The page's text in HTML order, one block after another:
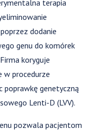
terapia
dodanie
genu do komórek
koryguje
w procedurze
genetyczną
Lenti-D (LVV).
pozwala pacjentom